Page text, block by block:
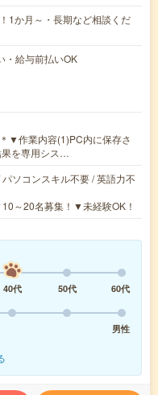
1か月～・長期など相談くだ
給与前払いOK
▼作業内容(1)PC内に保存さ
果を専用シス…
ソコンスキル不要 / 英語力不
～20名募集！▼未経験OK！
40代 50代
60代
男性